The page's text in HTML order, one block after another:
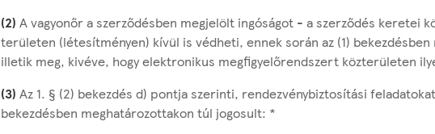
(2) A vagyonőr a szerződésben megjelölt ingóságot - a szerződés keretei
területen (létesítményen) kívül is védheti, ennek során az (1)
illetik meg, kivéve, hogy elektronikus megfigyelőrendszert közterületen
(3) Az 1. § (2) bekezdés d) pontja szerinti, rendezvénybiztosítási
bekezdésben meghatározottakon túl jogosult: *